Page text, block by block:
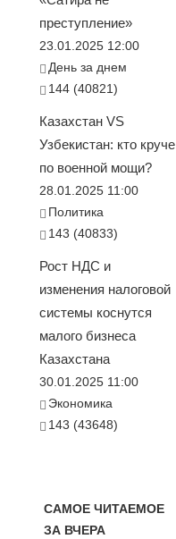
преступление»
23.01.2025 12:00
День за днем
144 (40821)
Казахстан VS
Узбекистан: кто круче
по военной мощи?
28.01.2025 11:00
Политика
143 (40833)
Рост НДС и
изменения налоговой
системы коснутся
малого бизнеса
Казахстана
30.01.2025 11:00
Экономика
143 (43648)
САМОЕ ЧИТАЕМОЕ
ЗА ВЧЕРА